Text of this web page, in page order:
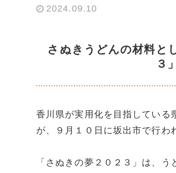
2024.09.10
さぬきうどんの材料と
３
香川県が実用化を目指している
が、９月１０日に坂出市で行わ
「さぬきの夢２０２３」は、